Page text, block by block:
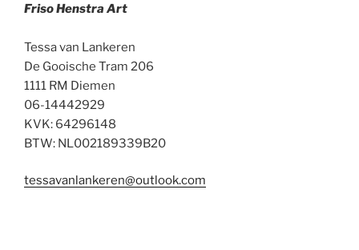
Friso Henstra Art
Tessa van Lankeren
De Gooische Tram 206
1111 RM Diemen
06-14442929
KVK: 64296148
BTW: NL002189339B20
tessavanlankeren@outlook.com